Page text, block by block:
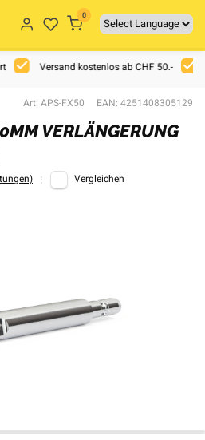
0
Versand kostenlos ab CHF 50.-
Art: APS-FX50 EAN: 4251408305129
VERLÄNGERUNG
Vergleichen